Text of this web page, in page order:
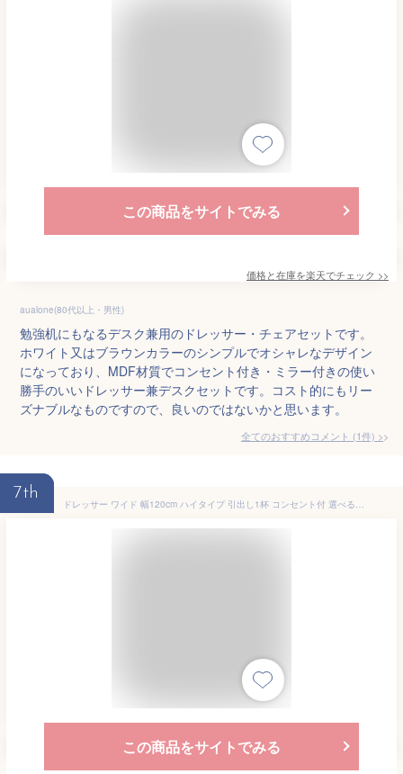
この商品をサイトでみる
価格と在庫を楽天でチェック >>
aualone(80代以上・男性)
勉強机にもなるデスク兼用のドレッサー・チェアセットです。
ホワイト又はブラウンカラーのシンプルでオシャレなデザイン
になっており、MDF材質でコンセント付き・ミラー付きの使い
勝手のいいドレッサー兼デスクセットです。コスト的にもリー
ズナブルなものですので、良いのではないかと思います。
全てのおすすめコメント (1件) >
7th
ドレッサー ワイド 幅120cm ハイタイプ 引出し1杯 コンセント付 選べる天板3タイプ 鏡面 クリア マーブル柄 ガラス テーブル 化粧品台 収納 メイク台 可愛い おしゃれ デスク メイクボックス コスメ収納 ホワイト ブラック 地球家具 Alice アリス
この商品をサイトでみる